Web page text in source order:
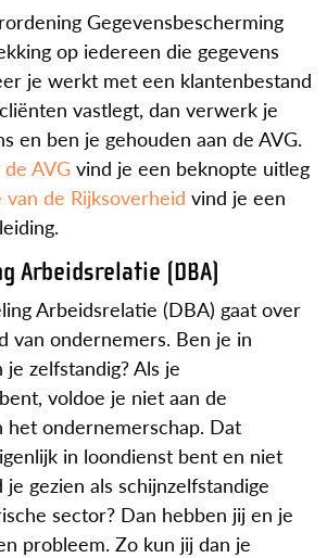
Gegevensbescherming
op iedereen die gegevens
je werkt met een klantenbestand
vastlegt, dan verwerk je
en ben je gehouden aan de AVG.
AVG vind je een beknopte uitleg
de Rijksoverheid vind je een
Arbeidsrelatie (DBA)
Arbeidsrelatie (DBA) gaat over
van ondernemers. Ben je in
zelfstandig? Als je
bent, voldoe je niet aan de
het ondernemerschap. Dat
in loondienst bent en niet
gezien als schijnzelfstandige
sector? Dan hebben jij en je
probleem. Zo kun jij dan je